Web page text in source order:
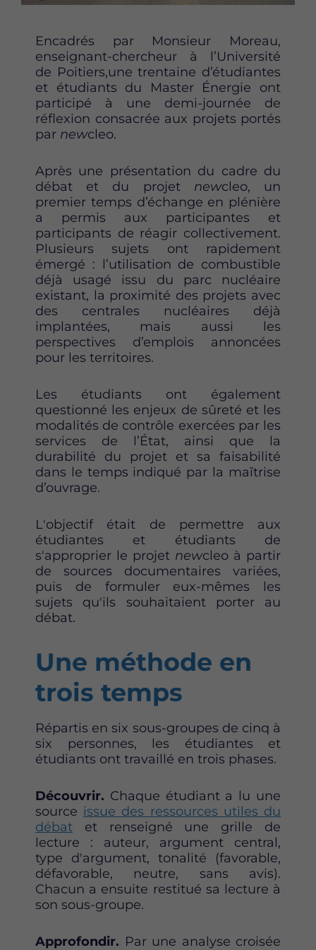
s
u
r
F
a
c
o
o
k
s
u
r
T
w
i
e
r
s
u
r
L
i
n
d
i
n
Encadrés par Monsieur Moreau,
enseignant-chercheur à l’Université
de Poitiers,une trentaine d’étudiantes
et étudiants du Master Énergie ont
participé à une demi-journée de
réflexion consacrée aux projets portés
par newcleo.
Après une présentation du cadre du
débat et du projet newcleo, un
premier temps d’échange en plénière
a permis aux participantes et
participants de réagir collectivement.
Plusieurs sujets ont rapidement
émergé : l’utilisation de combustible
déjà usagé issu du parc nucléaire
existant, la proximité des projets avec
des centrales nucléaires déjà
implantées, mais aussi les
perspectives d’emplois annoncées
pour les territoires.
Les étudiants ont également
questionné les enjeux de sûreté et les
modalités de contrôle exercées par les
services de l’État, ainsi que la
durabilité du projet et sa faisabilité
dans le temps indiqué par la maîtrise
d’ouvrage.
L'objectif était de permettre aux
étudiantes et étudiants de
s'approprier le projet newcleo à partir
de sources documentaires variées,
puis de formuler eux-mêmes les
sujets qu'ils souhaitaient porter au
débat.
Une méthode en
trois temps
Répartis en six sous-groupes de cinq à
six personnes, les étudiantes et
étudiants ont travaillé en trois phases.
Découvrir. Chaque étudiant a lu une
source issue des ressources utiles du
débat et renseigné une grille de
lecture : auteur, argument central,
type d'argument, tonalité (favorable,
défavorable, neutre, sans avis).
Chacun a ensuite restitué sa lecture à
son sous-groupe.
Approfondir. Par une analyse croisée